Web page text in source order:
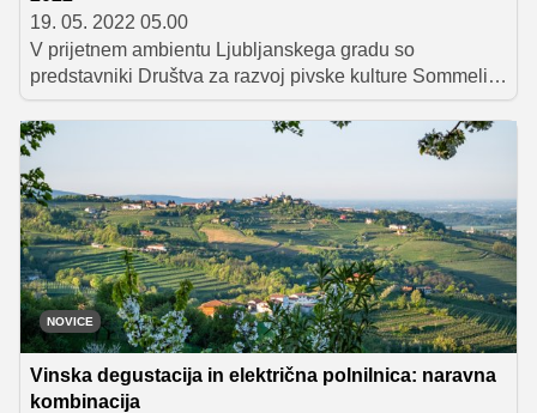
19. 05. 2022 05.00
V prijetnem ambientu Ljubljanskega gradu so
predstavniki Društva za razvoj pivske kulture Sommelier
Slovenije ob 30–letnici delovanja društva sinoči
uspešno zaključili tekmovanje »Najboljši sommelier
Slovenije 2022« in podelili nagrade najboljšim. Zmagal
je Valentin Bufolin, ki bo za Slovenijo nastopil na
svetovnem in evropskem prvenstvu sommelierjev.
NOVICE
Vinska degustacija in električna polnilnica: naravna
kombinacija